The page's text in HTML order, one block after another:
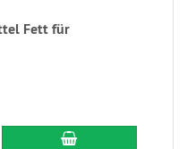
Fett für